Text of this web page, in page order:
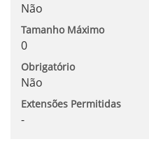
Não
Tamanho Máximo
0
Obrigatório
Não
Extensões Permitidas
-